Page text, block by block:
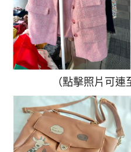
（點擊照片可連